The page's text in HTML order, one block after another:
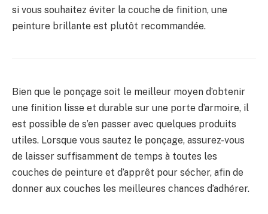
si vous souhaitez éviter la couche de finition, une
peinture brillante est plutôt recommandée.
Bien que le ponçage soit le meilleur moyen d’obtenir
une finition lisse et durable sur une porte d’armoire, il
est possible de s’en passer avec quelques produits
utiles. Lorsque vous sautez le ponçage, assurez-vous
de laisser suffisamment de temps à toutes les
couches de peinture et d’apprêt pour sécher, afin de
donner aux couches les meilleures chances d’adhérer.